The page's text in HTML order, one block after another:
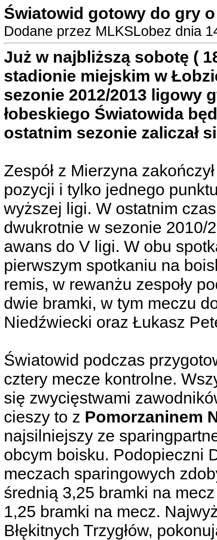
Światowid gotowy do gry
Dodane przez MLKSLobez dnia
Już w najbliższą sobotę (
stadionie miejskim w
sezonie 2012/2013 ligowy
łobeskiego Światowida
ostatnim sezonie zaliczał
Zespół z Mierzyna
pozycji i tylko jednego
wyższej ligi. W ostatnim
dwukrotnie w sezonie 2010/
awans do V ligi. W obu
pierwszym spotkaniu na
remis, w rewanżu zespoły
dwie bramki, w tym meczu
Niedźwiecki oraz Łukasz
Światowid podczas
cztery mecze kontrolne.
się zwycięstwami
cieszy to z Pomorzaninem
najsilniejszy ze
obcym boisku. Podopieczni
meczach sparingowych
średnią 3,25 bramki na
1,25 bramki na mecz.
Błękitnych Trzygłów,